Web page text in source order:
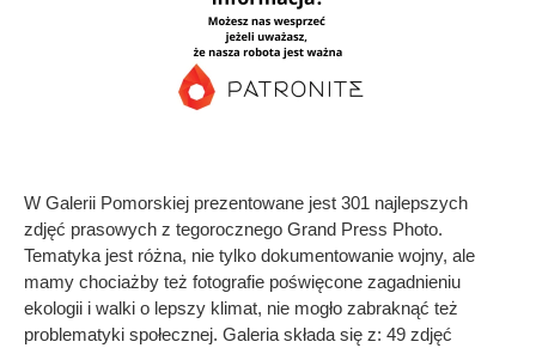
W Galerii Pomorskiej prezentowane jest 301 najlepszych
zdjęć prasowych z tegorocznego Grand Press Photo.
Tematyka jest różna, nie tylko dokumentowanie wojny, ale
mamy chociażby też fotografie poświęcone zagadnieniu
ekologii i walki o lepszy klimat, nie mogło zabraknąć też
problematyki społecznej. Galeria składa się z: 49 zdjęć